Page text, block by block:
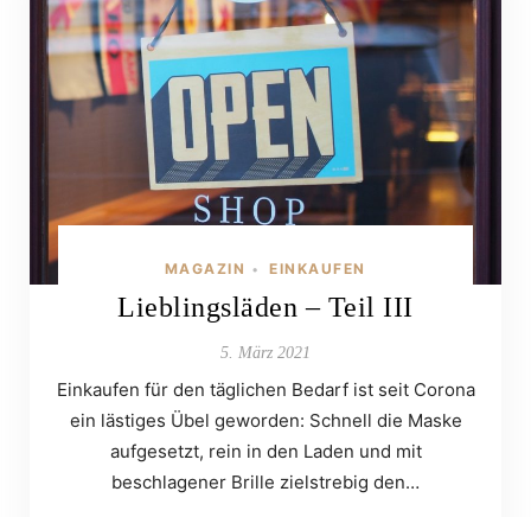
MAGAZIN • EINKAUFEN
Lieblingsläden – Teil III
5. März 2021
Einkaufen für den täglichen Bedarf ist seit Corona
ein lästiges Übel geworden: Schnell die Maske
aufgesetzt, rein in den Laden und mit
beschlagener Brille zielstrebig den…